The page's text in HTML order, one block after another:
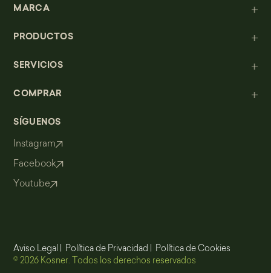
MARCA
PRODUCTOS
SERVICIOS
COMPRAR
SÍGUENOS
Instagram
Facebook
Youtube
© 2026 Kosner. Todos los derechos reservados
Aviso Legal | Política de Privacidad | Política de Cookies